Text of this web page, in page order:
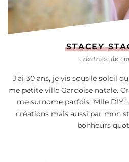
STACEY
créatrice de
J'ai 30 ans, je vis sous le soleil
me petite ville Gardoise natale.
me surnome parfois "Mlle
créations mais aussi par mon
bonheurs